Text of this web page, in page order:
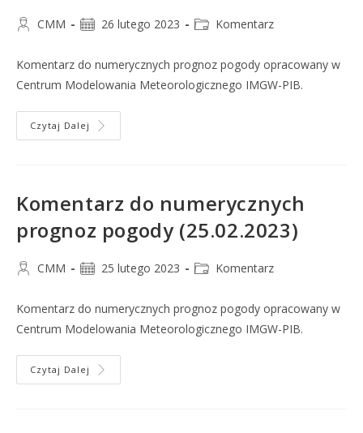
CMM 26 lutego 2023 Komentarz
Komentarz do numerycznych prognoz pogody opracowany w
Centrum Modelowania Meteorologicznego IMGW-PIB.
Czytaj Dalej
Komentarz do numerycznych
prognoz pogody (25.02.2023)
CMM 25 lutego 2023 Komentarz
Komentarz do numerycznych prognoz pogody opracowany w
Centrum Modelowania Meteorologicznego IMGW-PIB.
Czytaj Dalej